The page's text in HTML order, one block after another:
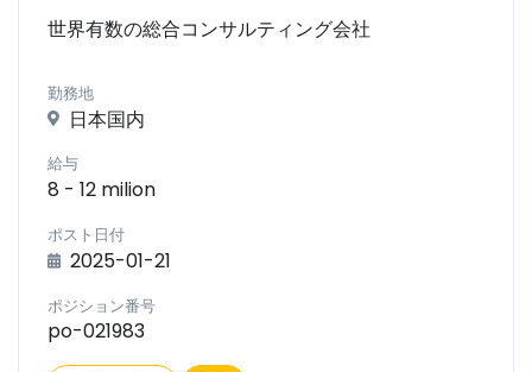
世界有数の総合コンサルティング会社
勤務地
日本国内
給与
8 - 12 milion
ポスト日付
2025-01-21
ポジション番号
po-021983